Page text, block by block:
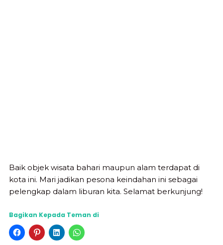
Baik objek wisata bahari maupun alam terdapat di
kota ini. Mari jadikan pesona keindahan ini sebagai
pelengkap dalam liburan kita. Selamat berkunjung!
Bagikan Kepada Teman di